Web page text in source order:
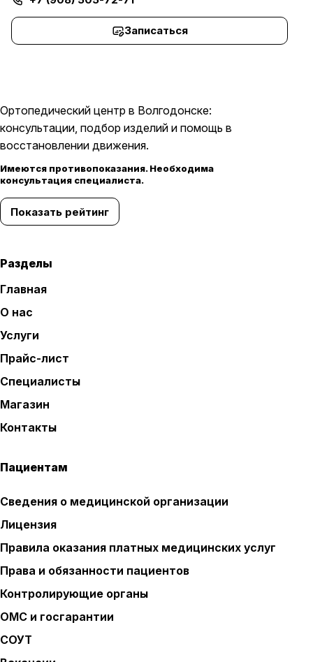
Записаться
Ортопедический центр в Волгодонске:
консультации, подбор изделий и помощь в
восстановлении движения.
Имеются противопоказания. Необходима
консультация специалиста.
Показать рейтинг
Разделы
Главная
О нас
Услуги
Прайс-лист
Специалисты
Магазин
Контакты
Пациентам
Сведения о медицинской организации
Лицензия
Правила оказания платных медицинских услуг
Права и обязанности пациентов
Контролирующие органы
ОМС и госгарантии
СОУТ